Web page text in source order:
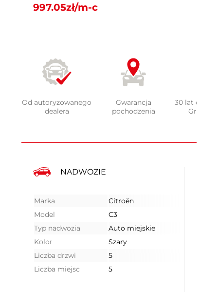
Od autoryzowanego
dealera
Gwarancja
pochodzenia
30 lat
Grupy
NADWOZIE
Marka
Citroën
Model
C3
Typ nadwozia
Auto miejskie
Kolor
Szary
Liczba drzwi
5
Liczba miejsc
5
997.05zł/m-c